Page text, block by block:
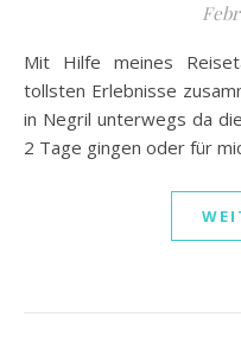
Mit Hilfe meines Reisetagebücher fasse ich Euch die
tollsten Erlebnisse
in Negril unterwegs da
2 Tage gingen oder für